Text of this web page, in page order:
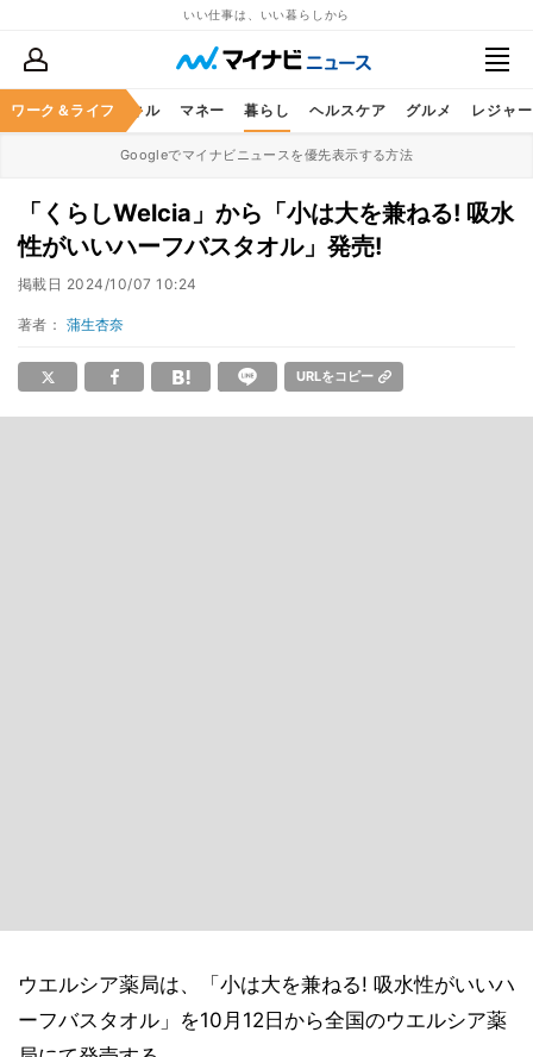
いい仕事は、いい暮らしから
ワーク＆ライフ
ア ビジネススキル マネー 暮らし ヘルスケア グルメ レジャー
Googleでマイナビニュースを優先表示する方法
「くらしWelcia」から「小は大を兼ねる! 吸水
性がいいハーフバスタオル」発売!
掲載日 2024/10/07 10:24
著者： 蒲生杏奈
URLをコピー
ウエルシア薬局は、「小は大を兼ねる! 吸水性がいいハ
ーフバスタオル」を10月12日から全国のウエルシア薬